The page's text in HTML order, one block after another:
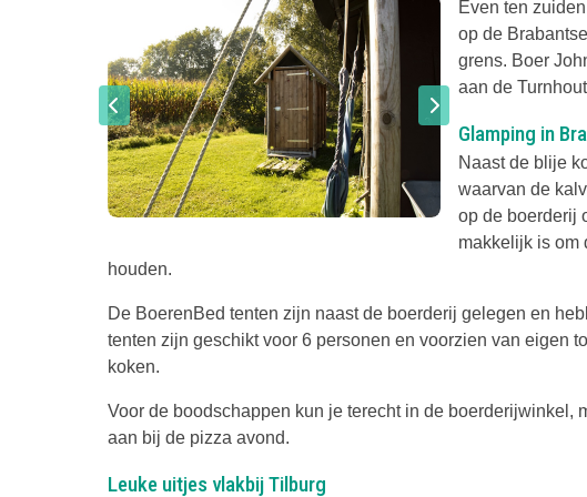
Even ten
op de
grens. Boer
aan de
Glamping in
Naast de blije
waarvan de
op de boerderij
makkelijk is om
houden.
De BoerenBed tenten zijn naast de boerderij gelegen en
tenten zijn geschikt voor 6 personen en voorzien van eigen
koken.
Voor de boodschappen kun je terecht in de boerderijwinkel,
aan bij de pizza avond.
Leuke uitjes vlakbij Tilburg